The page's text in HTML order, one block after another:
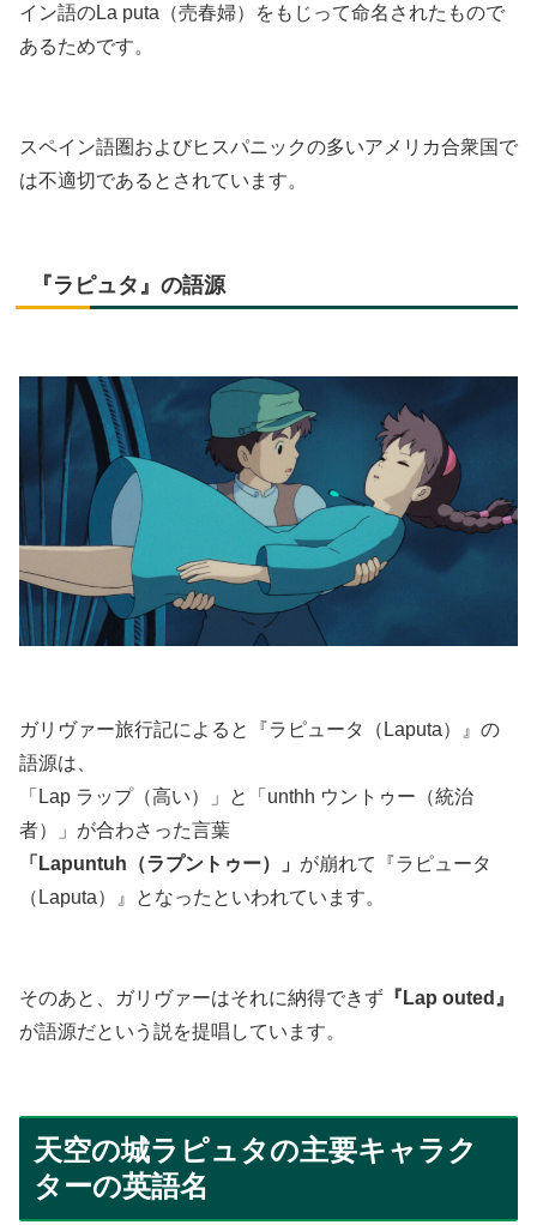
イン語のLa puta（売春婦）をもじって命名されたもので
あるためです。
スペイン語圏およびヒスパニックの多いアメリカ合衆国で
は不適切であるとされています。
『ラピュタ』の語源
ガリヴァー旅行記によると『ラピュータ（Laputa）』の
語源は、
「Lap ラップ（高い）」と「unthh ウントゥー（統治
者）」が合わさった言葉
「Lapuntuh（ラプントゥー）」 が崩れて『ラピュータ
（Laputa）』となったといわれています。
そのあと、ガリヴァーはそれに納得できず 『Lap outed』
が語源だという説を提唱しています。
天空の城ラピュタの主要キャラク
ターの英語名